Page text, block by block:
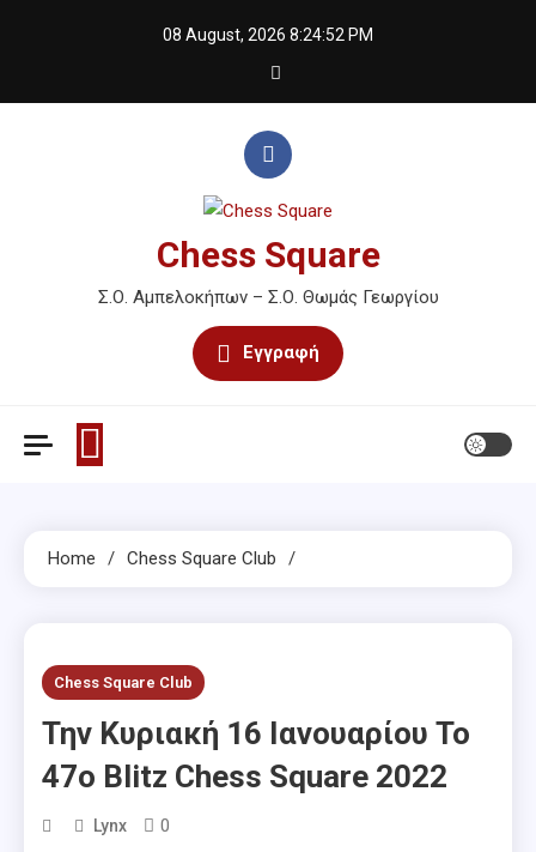
08 August, 2026 8:24:52 PM
Chess Square
Σ.Ο. Αμπελοκήπων – Σ.Ο. Θωμάς Γεωργίου
Εγγραφή
Home Chess Square Club
Chess Square Club
Την Κυριακή 16 Ιανουαρίου Το
47ο Blitz Chess Square 2022
Lynx 0